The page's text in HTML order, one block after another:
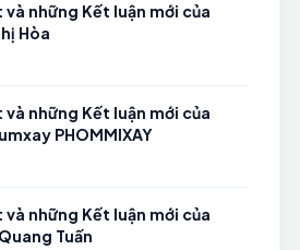
những Kết luận mới của
Hòa
những Kết luận mới của
PHOMMIXAY
những Kết luận mới của
Tuấn